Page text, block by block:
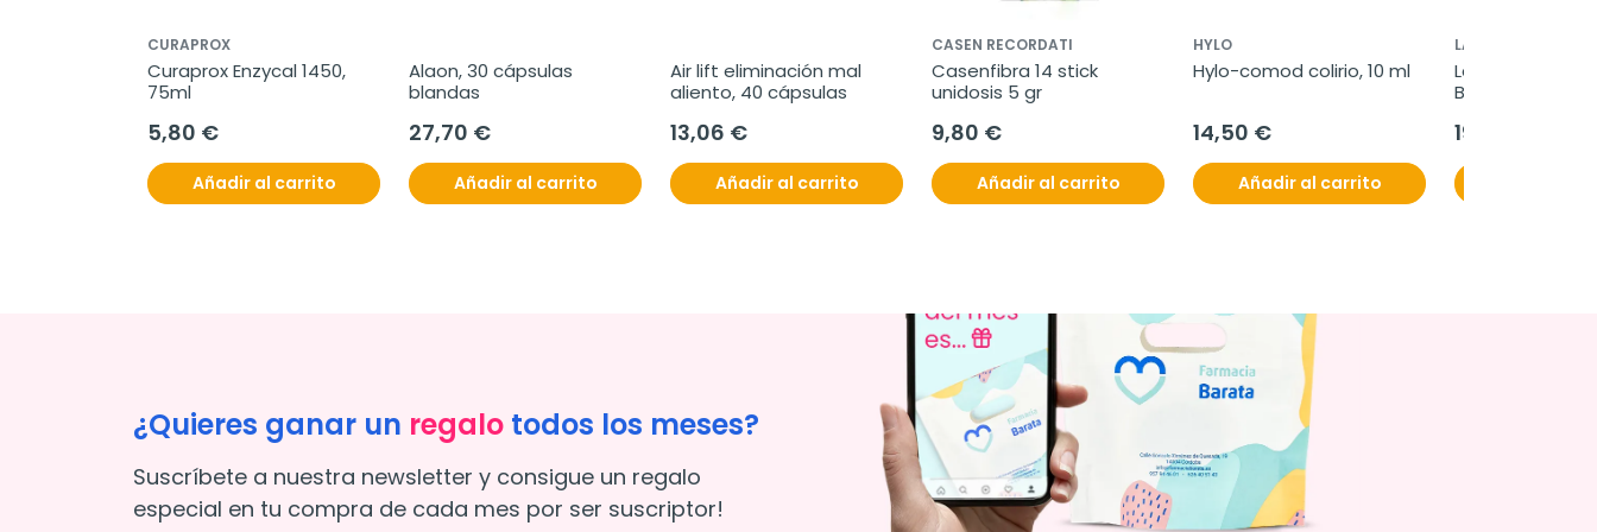
CURAPROX
Curaprox Enzycal 1450,
75ml
5,80 €
Añadir al carrito
Alaon, 30 cápsulas
blandas
27,70 €
Añadir al carrito
Air lift eliminación mal
aliento, 40 cápsulas
13,06 €
Añadir al carrito
CASEN RECORDATI
Casenfibra 14 stick
unidosis 5 gr
9,80 €
Añadir al carrito
HYLO
Hylo-comod colirio, 10 ml
14,50 €
Añadir al carrito
LA ROCHE-POSAY
La Roche-
Baume AP+,
19,95 €
¿Quieres ganar un regalo todos los meses?
Suscríbete a nuestra newsletter y consigue un regalo
especial en tu compra de cada mes por ser suscriptor!